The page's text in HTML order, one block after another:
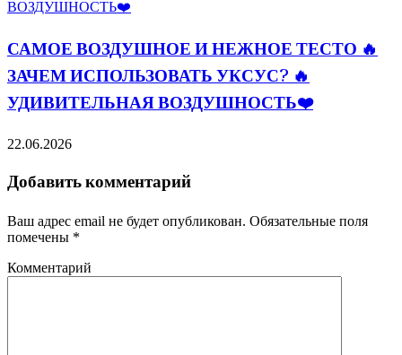
САМОЕ ВОЗДУШНОЕ И НЕЖНОЕ ТЕСТО 🔥
ЗАЧЕМ ИСПОЛЬЗОВАТЬ УКСУС? 🔥
УДИВИТЕЛЬНАЯ ВОЗДУШНОСТЬ❤️
22.06.2026
Добавить комментарий
Ваш адрес email не будет опубликован. Обязательные поля
помечены *
Комментарий